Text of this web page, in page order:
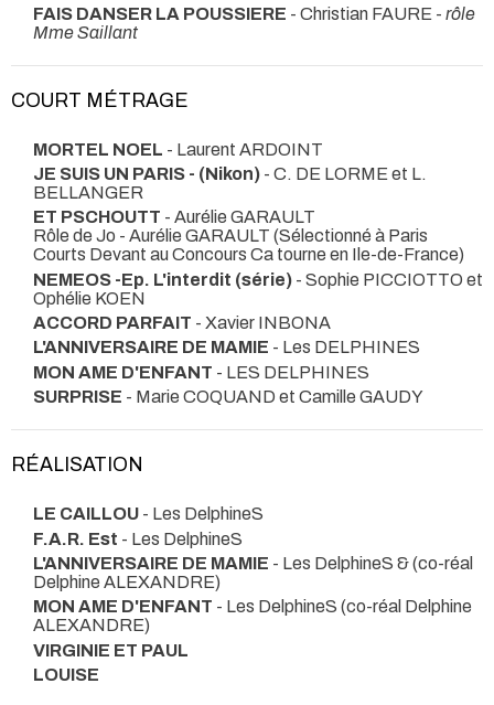
FAIS DANSER LA POUSSIERE - Christian FAURE - rôle
Mme Saillant
COURT MÉTRAGE
MORTEL NOEL - Laurent ARDOINT
JE SUIS UN PARIS - (Nikon) - C. DE LORME et L.
BELLANGER
ET PSCHOUTT - Aurélie GARAULT
Rôle de Jo - Aurélie GARAULT (Sélectionné à Paris
Courts Devant au Concours Ca tourne en Ile-de-France)
NEMEOS -Ep. L'interdit (série) - Sophie PICCIOTTO et
Ophélie KOEN
ACCORD PARFAIT - Xavier INBONA
L'ANNIVERSAIRE DE MAMIE - Les DELPHINES
MON AME D'ENFANT - LES DELPHINES
SURPRISE - Marie COQUAND et Camille GAUDY
RÉALISATION
LE CAILLOU - Les DelphineS
F.A.R. Est - Les DelphineS
L'ANNIVERSAIRE DE MAMIE - Les DelphineS & (co-réal
Delphine ALEXANDRE)
MON AME D'ENFANT - Les DelphineS (co-réal Delphine
ALEXANDRE)
VIRGINIE ET PAUL
LOUISE